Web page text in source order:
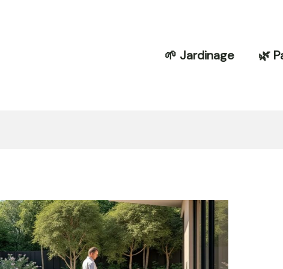
🌱 Jardinage 🌿